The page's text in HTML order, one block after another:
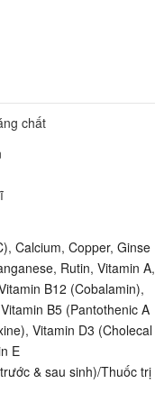
chất
, Calcium, Copper, Ginse
, Rutin, Vitamin A,
B12 (Cobalamin),
Vitamin B5 (Pantothenic A
, Vitamin D3 (Cholecal
E
& sau sinh)/Thuốc trị